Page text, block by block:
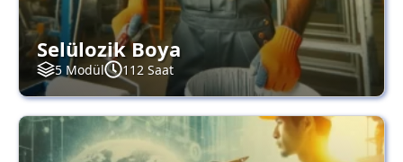
Selülozik Boya
5 Modül 112 Saat